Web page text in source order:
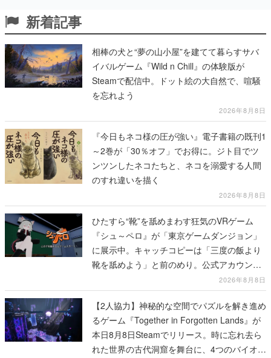
新着記事
相棒の犬と“夢の山小屋”を建てて暮らすサバ
イバルゲーム『Wild n Chill』の体験版が
Steamで配信中。ドット絵の大自然で、喧騒
を忘れよう
2026年8月8日
『今日もネコ様の圧が強い』電子書籍の既刊1
～2巻が「30％オフ」でお得に。ジト目でツ
ンツンしたネコたちと、ネコを溺愛する人間
のすれ違いを描く
2026年8月8日
ひたすら“靴”を舐めまわす狂気のVRゲーム
『シュ～ペロ』が「東京ゲームダンジョン」
に展示中。キャッチコピーは「三度の飯より
靴を舐めよう」と前のめり。公式アカウント
も開設され、2026年リリースに向けて開発中
2026年8月8日
【2人協力】神秘的な空間でパズルを解き進め
るゲーム『Together in Forgotten Lands』が
本日8月8日Steamでリリース。時に忘れ去ら
れた世界の古代洞窟を舞台に、4つのバイオー